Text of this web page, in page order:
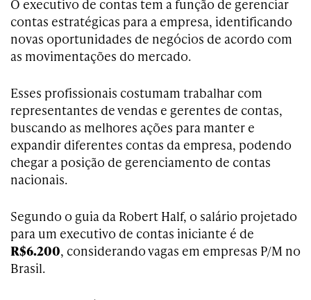
O executivo de contas tem a função de gerenciar
contas estratégicas para a empresa, identificando
novas oportunidades de negócios de acordo com
as movimentações do mercado.
Esses profissionais costumam trabalhar com
representantes de vendas e gerentes de contas,
buscando as melhores ações para manter e
expandir diferentes contas da empresa, podendo
chegar a posição de gerenciamento de contas
nacionais.
Segundo o guia da Robert Half, o salário projetado
para um executivo de contas iniciante é de
R$6.200, considerando vagas em empresas P/M no
Brasil.